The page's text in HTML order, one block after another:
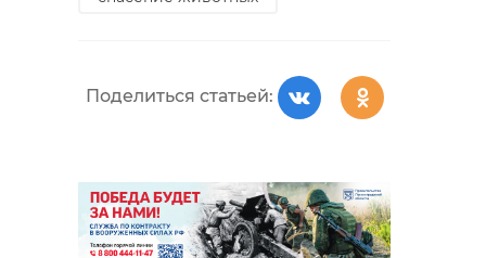
Поделиться статьей: